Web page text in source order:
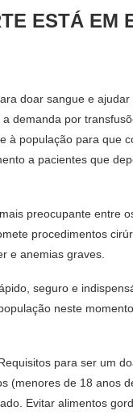
ESTÁ EM
doar sangue e ajudar
demanda por
à população para que
a pacientes que
preocupante entre
procedimentos
e anemias graves.
seguro e
neste
para ser um
(menores de 18 anos
Evitar alimentos